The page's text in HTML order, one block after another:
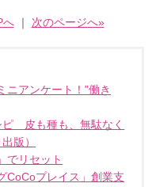
へ｜ 次のページへ»
ニアンケート！"働き
ピ 皮も種も、無駄なく
版）
でリセット
CoCoプレイス」創業支